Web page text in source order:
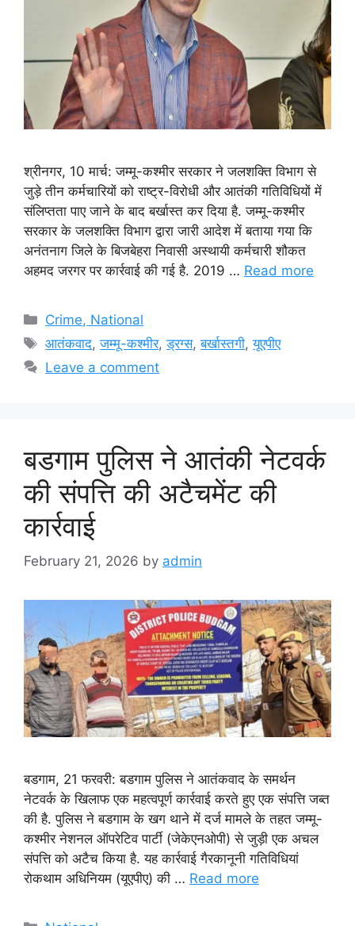
श्रीनगर, 10 मार्च: जम्मू-कश्मीर सरकार ने जलशक्ति विभाग से
जुड़े तीन कर्मचारियों को राष्ट्र-विरोधी और आतंकी गतिविधियों में
संलिप्तता पाए जाने के बाद बर्खास्त कर दिया है. जम्मू-कश्मीर
सरकार के जलशक्ति विभाग द्वारा जारी आदेश में बताया गया कि
अनंतनाग जिले के बिजबेहरा निवासी अस्थायी कर्मचारी शौकत
अहमद जरगर पर कार्रवाई की गई है. 2019 … Read more
Categories
Crime, National
Tags
आतंकवाद,जम्मू-कश्मीर,ड्रग्स,बर्खास्तगी,यूएपीए
Leave a comment
बडगाम पुलिस ने आतंकी नेटवर्क
की संपत्ति की अटैचमेंट की
कार्रवाई
February 21, 2026 by admin
बडगाम, 21 फरवरी: बडगाम पुलिस ने आतंकवाद के समर्थन
नेटवर्क के खिलाफ एक महत्वपूर्ण कार्रवाई करते हुए एक संपत्ति जब्त
की है. पुलिस ने बडगाम के खग थाने में दर्ज मामले के तहत जम्मू-
कश्मीर नेशनल ऑपरेटिव पार्टी (जेकेएनओपी) से जुड़ी एक अचल
संपत्ति को अटैच किया है. यह कार्रवाई गैरकानूनी गतिविधियां
रोकथाम अधिनियम (यूएपीए) की … Read more